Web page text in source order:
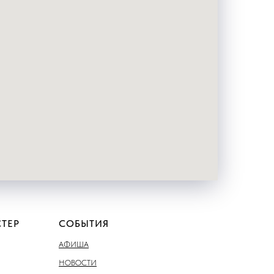
СОБЫТИЯ
АФИША
НОВОСТИ